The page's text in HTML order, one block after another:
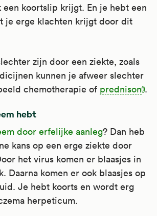
een koortslip krijgt. En je hebt een
je erge klachten krijgt door dit
zijn door een ziekte, zoals
kunnen je afweer slechter
chemotherapie of prednison .
hebt
door erfelijke aanleg? Dan heb
kans op een erge ziekte door
het virus komen er blaasjes in
Daarna komen er ook blaasjes op
Je hebt koorts en wordt erg
herpeticum.